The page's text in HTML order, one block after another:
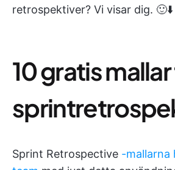
retrospektiver? Vi visar dig. 🙂⬇️
10 gratis
Sprint Retrospective -mallarna